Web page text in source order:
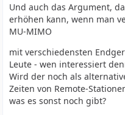
Und auch das Argument,
erhöhen kann, wenn man
MU-MIMO
mit verschiedensten
Leute - wen interessiert
Wird der noch als
Zeiten von Remote-
was es sonst noch gibt?